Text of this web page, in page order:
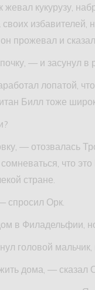
жевал кукурузу,
избавителей,
прожевал и
— и засунул в
лопатой,
Билл тоже
— отозвалась
что
стране.
спросил Орк.
в Филадельфии, но
головой
дома, — сказал